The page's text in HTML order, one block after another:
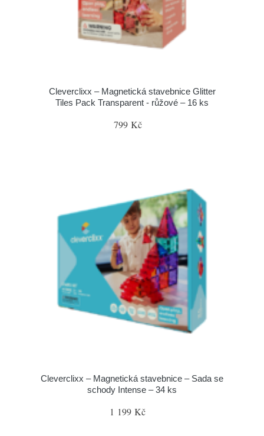
Cleverclixx – Magnetická stavebnice Glitter
Tiles Pack Transparent - růžové – 16 ks
799 Kč
Cleverclixx – Magnetická stavebnice – Sada se
schody Intense – 34 ks
1 199 Kč